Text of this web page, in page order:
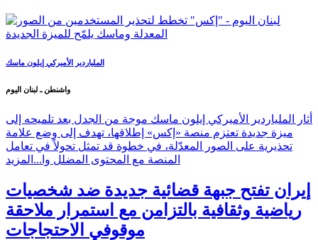
الملياردير الأميركي إيلون ماسك
واشنطن ـ لبنان اليوم
أثار الملياردير الأميركي إيلون ماسك موجة من الجدل بعد تلميحه إلى
ميزة جديدة تعتزم منصة «إكس» إطلاقها، تهدف إلى وضع علامة
تحذيرية على الصور المعدّلة، في خطوة قد تمثل تحولاً في تعامل
المنصة مع المحتوى المضلل وا... المزيد
إيران تفتح جبهة قضائية جديدة ضد شخصيات
رياضية وثقافية بالتزامن مع استمرار ملاحقة
موقوفي الاحتجاجات